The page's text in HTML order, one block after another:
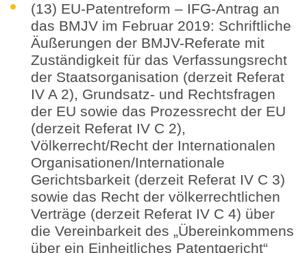
(13) EU-Patentreform – IFG-Antrag an
das BMJV im Februar 2019: Schriftliche
Äußerungen der BMJV-Referate mit
Zuständigkeit für das Verfassungsrecht
der Staatsorganisation (derzeit Referat
IV A 2), Grundsatz- und Rechtsfragen
der EU sowie das Prozessrecht der EU
(derzeit Referat IV C 2),
Völkerrecht/Recht der Internationalen
Organisationen/Internationale
Gerichtsbarkeit (derzeit Referat IV C 3)
sowie das Recht der völkerrechtlichen
Verträge (derzeit Referat IV C 4) über
die Vereinbarkeit des „Übereinkommens
über ein Einheitliches Patentgericht“